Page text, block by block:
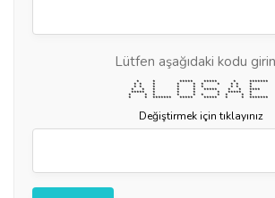
Lütfen aşağıdaki kodu
* * ***** ***** * *******
* * * * * * * * * *
* * * * * * * * *
* * * * * ***** * * ****
***** * * * * ***** *
* * * * * * * * * *
* * ******* ***** ***** * * *******
Değiştirmek için tıklayınız